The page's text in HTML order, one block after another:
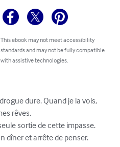
This ebook may not meet accessibility
standards and may not be fully compatible
with assistive technologies.
dure. Quand je la vois,
rêves.
sortie de cette impasse.
dîner et arrête de penser.